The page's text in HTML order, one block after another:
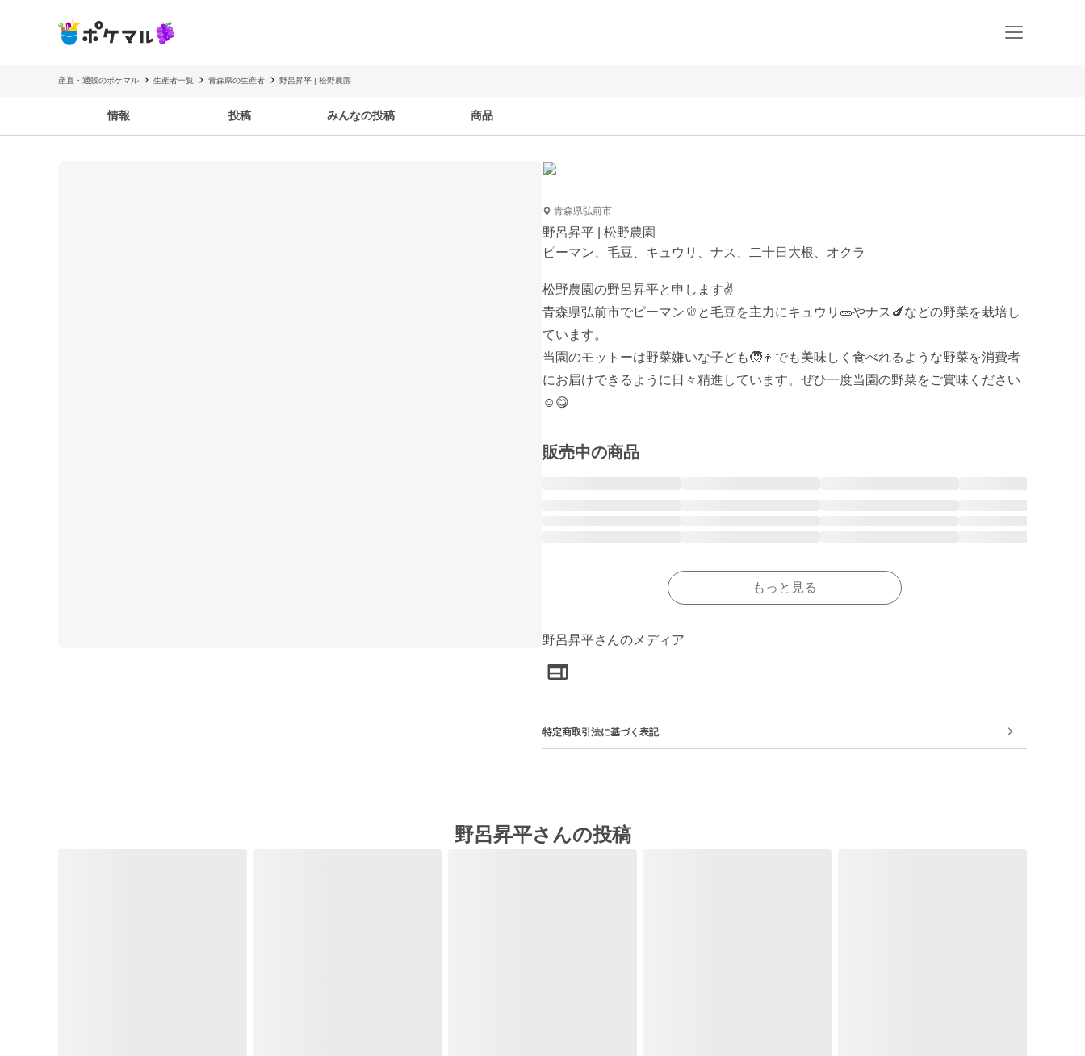
産直・通販のポケマル 生産者一覧 青森県の生産者 野呂昇平 | 松野農園
情報 投稿 みんなの投稿 商品
青森県弘前市
野呂昇平 | 松野農園
ピーマン、毛豆、キュウリ、ナス、二十日大根、オクラ
松野農園の野呂昇平と申します✌️
青森県弘前市でピーマン🫑と毛豆を主力にキュウリ🥒やナス🍆などの野菜を栽培し
ています。
当園のモットーは野菜嫌いな子ども🧒👦でも美味しく食べれるような野菜を消費者
にお届けできるように日々精進しています。ぜひ一度当園の野菜をご賞味ください
☺️😋
販売中の商品
もっと見る
野呂昇平さんのメディア
特定商取引法に基づく表記
野呂昇平さんの投稿